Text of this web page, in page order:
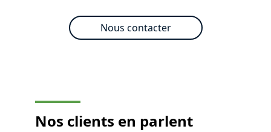
Nous contacter
Nos clients en parlent